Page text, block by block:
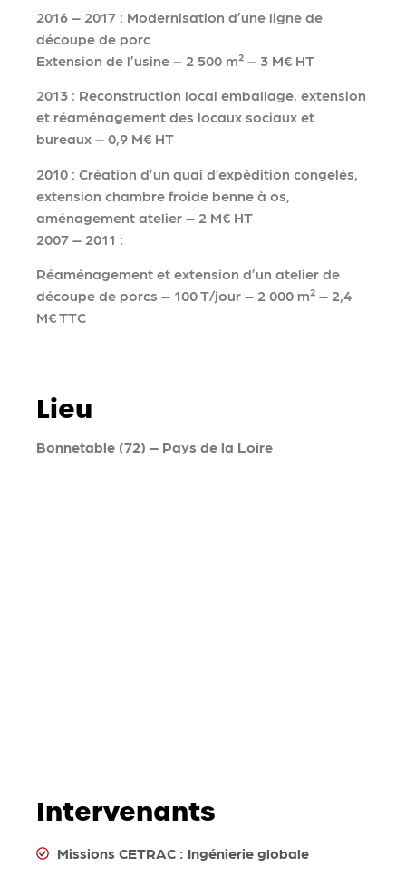
2016 – 2017 : Modernisation d’une ligne de
découpe de porc
Extension de l’usine – 2 500 m² – 3 M€ HT
2013 : Reconstruction local emballage, extension
et réaménagement des locaux sociaux et
bureaux – 0,9 M€ HT
2010 : Création d’un quai d’expédition congelés,
extension chambre froide benne à os,
aménagement atelier – 2 M€ HT
2007 – 2011 :
Réaménagement et extension d’un atelier de
découpe de porcs – 100 T/jour – 2 000 m² – 2,4
M€ TTC
Lieu
Bonnetable (72) – Pays de la Loire
Intervenants
Missions CETRAC : Ingénierie globale